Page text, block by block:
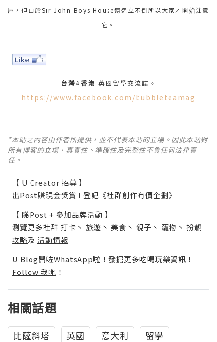
屋，但由於Sir John Boys House還迄立不倒所以大家才開始注意
它。
台灣&香港 英國留學 交流誌。
https://www.facebook.com/bubbleteamag
*本站之內容由作者所提供，並不代表本站的立場。因此本站對
所有博客的立場、真實性、準確性及完整性不負任何法律責
任。
【 U Creator 招募 】
出Post賺現金獎賞 l 登記《社群創作有價企劃》
【 睇Post + 參加品牌活動 】
瀏覽更多社群 打卡 丶 旅遊 丶 美食 丶 親子 丶 寵物 丶 扮靚
攻略及 活動情報
U Blog開咗WhatsApp啦！發掘更多吃喝玩樂資訊！
Follow 我哋 ！
相關話題
比薩斜塔 英國 意大利 留學